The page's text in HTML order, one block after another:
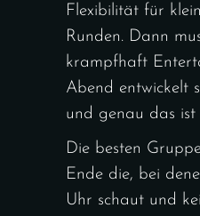
Flexibilität für
Runden. Dann
krampfhaft
Abend entwickelt
und genau das ist
Die besten
Ende die, bei
Uhr schaut und